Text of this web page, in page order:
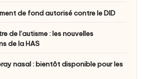
de fond autorisé contre le DID
de l’autisme : les nouvelles
de la HAS
nasal : bientôt disponible pour les